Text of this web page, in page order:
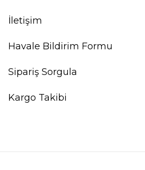
İletişim
Havale Bildirim Formu
Sipariş Sorgula
Kargo Takibi